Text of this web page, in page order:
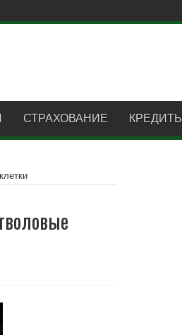
СТРАХОВАНИЕ КРЕДИТЫ